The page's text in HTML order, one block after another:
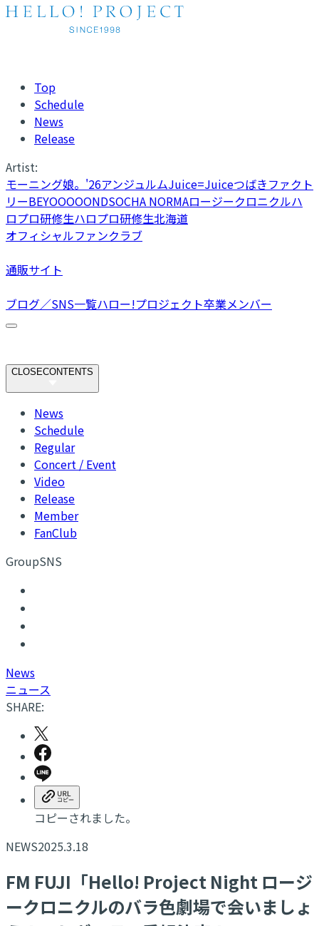
Top
Schedule
News
Release
Artist:
モーニング娘。'26アンジュルムJuice=Juiceつばきファクト
リーBEYOOOOONDSOCHA NORMAロージークロニクルハ
ロプロ研修生ハロプロ研修生北海道
オフィシャルファンクラブ
通販サイト
ブログ／SNS一覧ハロー!プロジェクト卒業メンバー
CLOSECONTENTS
News
Schedule
Regular
Concert / Event
Video
Release
Member
FanClub
GroupSNS
News
ニュース
SHARE:
コピーされました。
NEWS2025.3.18
FM FUJI「Hello! Project Night ロージ
ークロニクルのバラ色劇場で会いましょ